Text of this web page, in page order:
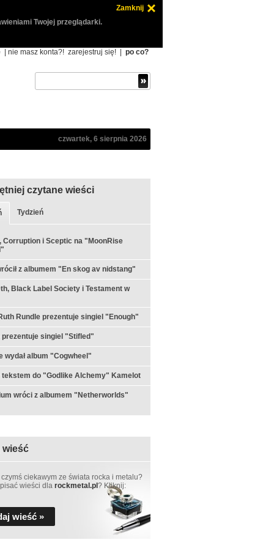
Zamknij
Twojej przeglądarki.
| nie masz konta?! zarejestruj się! po co?
czwartek, 6 sierpnia 2026
czytane wieści
Tydzień
Corruption i Sceptic na "MoonRise
z albumem "En skog av nidstang"
Black Label Society i Testament w
Rundle prezentuje singiel "Enough"
prezentuje singiel "Stifled"
wydał album "Cogwheel"
tekstem do "Godlike Alchemy" Kamelot
wróci z albumem "Netherworlds"
wieść
ciekawym ze świata rocka i metalu?
wieści dla rockmetal.pl ? Kliknij:
wieść »